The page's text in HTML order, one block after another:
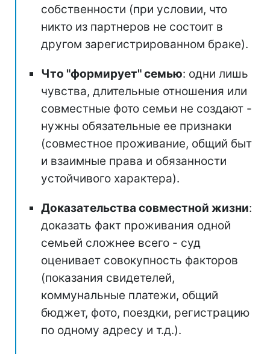
собственности (при условии, что
никто из партнеров не состоит в
другом зарегистрированном браке).
Что "формирует" семью: одни лишь
чувства, длительные отношения или
совместные фото семьи не создают -
нужны обязательные ее признаки
(совместное проживание, общий быт
и взаимные права и обязанности
устойчивого характера).
Доказательства совместной жизни:
доказать факт проживания одной
семьей сложнее всего - суд
оценивает совокупность факторов
(показания свидетелей,
коммунальные платежи, общий
бюджет, фото, поездки, регистрацию
по одному адресу и т.д.).